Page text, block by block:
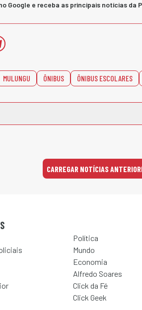
Google e receba as principais notícias da
MULUNGU ÔNIBUS ÔNIBUS ESCOLARES
CARREGAR NOTÍCIAS
Política
Mundo
Economia
Alfredo Soares
Click da Fé
Click Geek